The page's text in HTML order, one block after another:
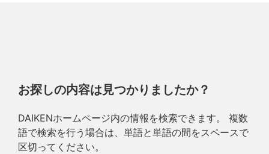
お探しの内容は見つかりましたか？
DAIKENホームページ内の情報を検索できます。 複数
語で検索を行う場合は、単語と単語の間をスペースで
区切ってください。